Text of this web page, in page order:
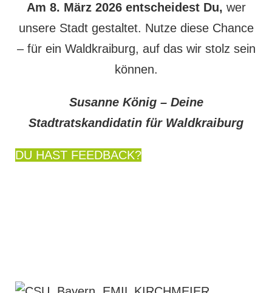
Am 8. März 2026 entscheidest Du, wer
unsere Stadt gestaltet. Nutze diese Chance
– für ein Waldkraiburg, auf das wir stolz sein
können.
Susanne König – Deine
Stadtratskandidatin für Waldkraiburg
DU HAST FEEDBACK?